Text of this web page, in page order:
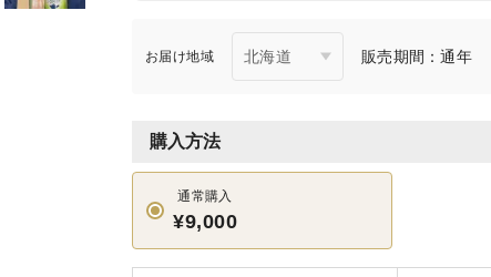
お届け地域 販売期間：通年
購入方法
通常購入
¥9,000